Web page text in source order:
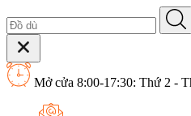
Mở cửa 8:00-17:30: Thứ 2 -